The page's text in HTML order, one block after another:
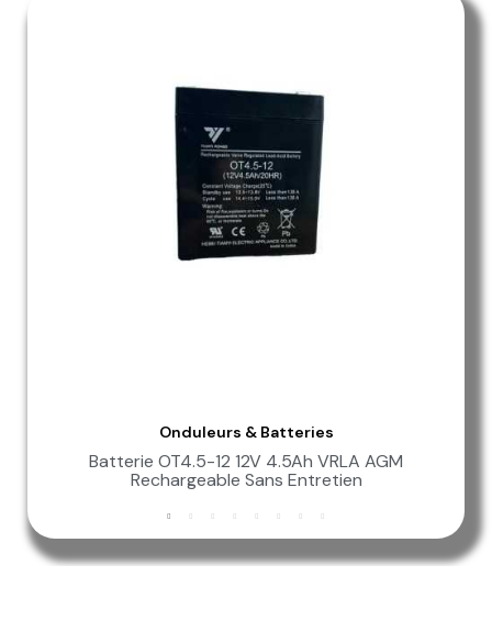
Aperçu Rapide
Onduleurs & Batteries
Batterie OT4.5-12 12V 4.5Ah VRLA AGM
Rechargeable Sans Entretien